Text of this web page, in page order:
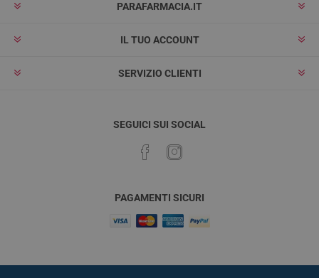
PARAFARMACIA.IT
IL TUO ACCOUNT
SERVIZIO CLIENTI
SEGUICI SUI SOCIAL
PAGAMENTI SICURI